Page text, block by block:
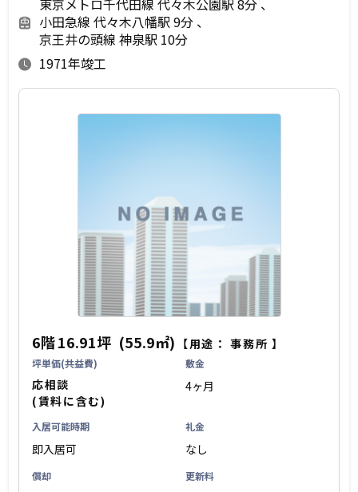
東京メトロ千代田線 代々木公園駅 8分
小田急線 代々木八幡駅 9分
京王井の頭線 神泉駅 10分
1971年竣工
6階16.91坪 (55.9㎡) 【用途：事務所 】
坪単価(共益費)
応相談
(賃料に含む)
敷金
4ヶ月
入居可能時期
即入居可
礼金
なし
償却 更新料